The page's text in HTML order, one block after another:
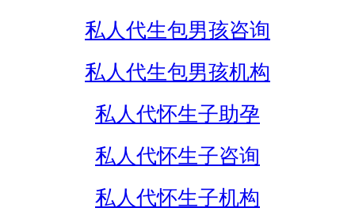
私人代生包男孩咨询
私人代生包男孩机构
私人代怀生子助孕
私人代怀生子咨询
私人代怀生子机构